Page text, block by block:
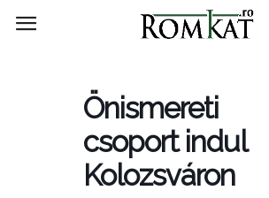
RomKat.ro
Önismereti
csoport indul
Kolozsváron